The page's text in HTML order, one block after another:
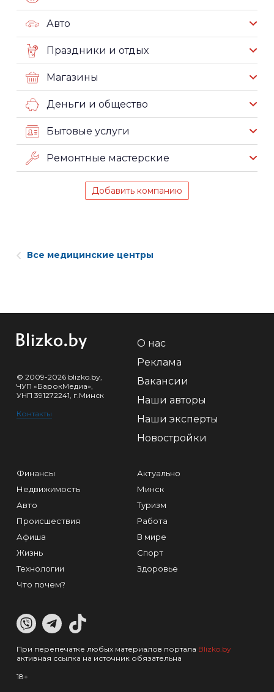
Авто
Праздники и отдых
Магазины
Деньги и общество
Бытовые услуги
Ремонтные мастерские
Добавить компанию
Все медицинские центры
© 2009-2026 blizko.by,
ЧУП «БарокМедиа»,
УНП 391272241, г.Минск
Контакты
О нас
Реклама
Вакансии
Наши авторы
Наши эксперты
Новостройки
Финансы
Недвижимость
Авто
Происшествия
Афиша
Жизнь
Технологии
Что почем?
Актуально
Минск
Туризм
Работа
В мире
Спорт
Здоровье
При перепечатке любых материалов портала Blizko.by
активная ссылка на источник обязательна
18+